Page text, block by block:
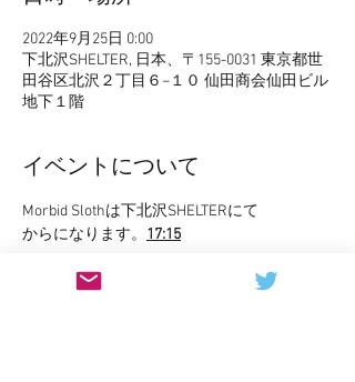
2022年9月25日 0:00
下北沢SHELTER, 日本、〒155-0031 東京都世
田谷区北沢２丁目６−１０ 仙田商会仙田ビル
地下１階
イベントについて
Morbid Slothは下北沢SHELTERにて
からになります。 17:15